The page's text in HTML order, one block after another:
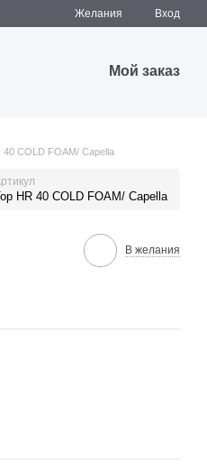
Желания Вход
Мой заказ
40 COLD FOAM/ Capella
HR 40 COLD FOAM/ Capella
В желания